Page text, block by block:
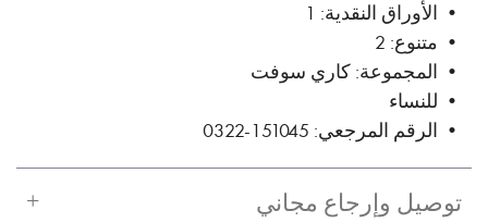
• الأوراق النقدية: 1
• متنوع: 2
• المجموعة: كاري سوفت
• للنساء
• الرقم المرجعي: 151045-0322
توصيل وإرجاع مجاني